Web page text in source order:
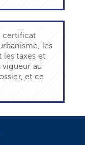
certificat
les
les taxes et
vigueur au
et ce